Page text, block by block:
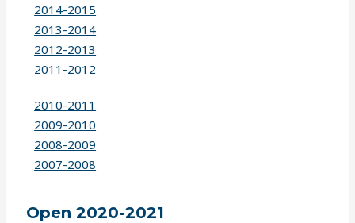
2014-2015
2013-2014
2012-2013
2011-2012
2010-2011
2009-2010
2008-2009
2007-2008
Open 2020-2021